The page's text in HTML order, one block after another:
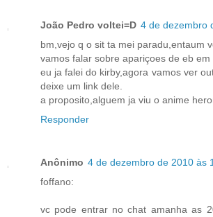
João Pedro voltei=D 4 de dezembro
bm,vejo q o sit ta mei paradu,entaum
vamos falar sobre apariçoes de eb em
eu ja falei do kirby,agora vamos ver
deixe um link dele.
a proposito,alguem ja viu o anime
Responder
Anônimo 4 de dezembro de 2010 às
foffano:
vc pode entrar no chat amanha as